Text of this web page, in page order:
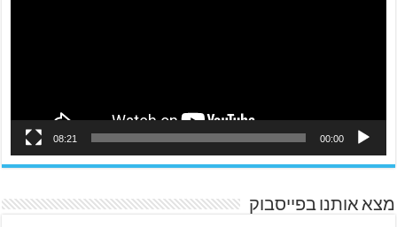
00:00
08:21
מצא אותנו בפייסבוק